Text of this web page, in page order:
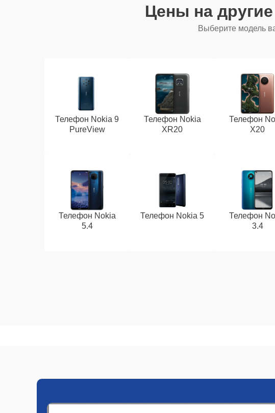
Цены на
Выберите модель
Телефон Nokia 9
PureView
Телефон Nokia
XR20
Телефон
X20
Телефон Nokia
5.4
Телефон Nokia 5
Телефон
3.4